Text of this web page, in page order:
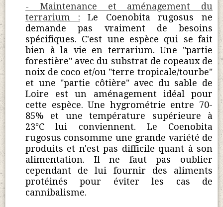
- Maintenance et aménagement du
terrarium :
Le Coenobita rugosus ne
demande pas vraiment de besoins
spécifiques. C'est une espèce qui se fait
bien à la vie en terrarium. Une "partie
forestière" avec du substrat de copeaux de
noix de coco et/ou "terre tropicale/tourbe"
et une "partie côtière" avec du sable de
Loire est un aménagement idéal pour
cette espèce. Une hygrométrie entre 70-
85% et une température supérieure à
23°C lui conviennent. Le Coenobita
rugosus consomme une grande variété de
produits et n'est pas difficile quant à son
alimentation. Il ne faut pas oublier
cependant de lui fournir des aliments
protéinés pour éviter les cas de
cannibalisme.